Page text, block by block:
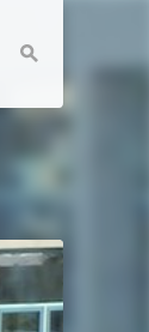
Suche
starten